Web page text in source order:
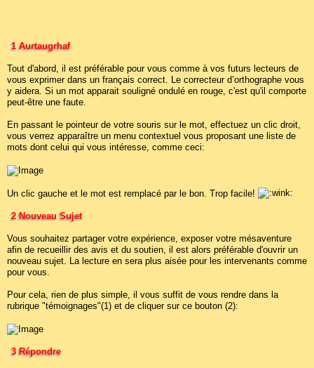
1 Aurtaugrhaf
Tout d'abord, il est préférable pour vous comme à vos futurs lecteurs de
vous exprimer dans un français correct. Le correcteur d’orthographe vous
y aidera. Si un mot apparait souligné ondulé en rouge, c'est qu'il comporte
peut-être une faute.
En passant le pointeur de votre souris sur le mot, effectuez un clic droit,
vous verrez apparaître un menu contextuel vous proposant une liste de
mots dont celui qui vous intéresse, comme ceci:
Un clic gauche et le mot est remplacé par le bon. Trop facile!
2 Nouveau Sujet
Vous souhaitez partager votre expérience, exposer votre mésaventure
afin de recueillir des avis et du soutien, il est alors préférable d'ouvrir un
nouveau sujet. La lecture en sera plus aisée pour les intervenants comme
pour vous.
Pour cela, rien de plus simple, il vous suffit de vous rendre dans la
rubrique "témoignages"(1) et de cliquer sur ce bouton (2):
3 Répondre